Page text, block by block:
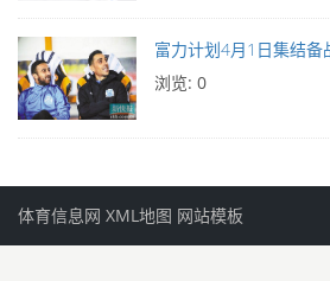
富力计划4月1日集结备
浏览: 0
体育信息网 XML地图 网站模板